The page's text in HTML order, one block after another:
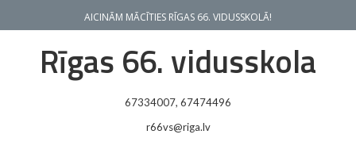
AICINĀM MĀCĪTIES RĪGAS 66. VIDUSSKOLĀ!
Rīgas 66. vidusskola
67334007, 67474496
r66vs@riga.lv